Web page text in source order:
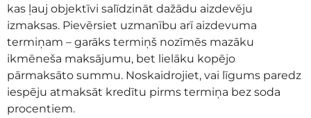
kas ļauj objektīvi salīdzināt dažādu aizdevēju
izmaksas. Pievērsiet uzmanību arī aizdevuma
termiņam – garāks termiņš nozīmēs mazāku
ikmēneša maksājumu, bet lielāku kopējo
pārmaksāto summu. Noskaidrojiet, vai līgums paredz
iespēju atmaksāt kredītu pirms termiņa bez soda
procentiem.